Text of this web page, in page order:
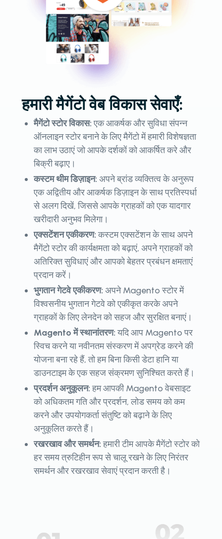
हमारी मैगेंटो वेब विकास सेवाएँ:
मैगेंटो स्टोर विकास:एक आकर्षक और सुविधा संपन्न
ऑनलाइन स्टोर बनाने के लिए मैगेंटो में हमारी विशेषज्ञता
का लाभ उठाएं जो आपके दर्शकों को आकर्षित करे और
बिक्री बढ़ाए।
कस्टम थीम डिज़ाइन: अपने ब्रांड व्यक्तित्व के अनुरूप
एक अद्वितीय और आकर्षक डिज़ाइन के साथ प्रतिस्पर्धा
से अलग दिखें, जिससे आपके ग्राहकों को एक यादगार
खरीदारी अनुभव मिलेगा।
एक्सटेंशन एकीकरण:कस्टम एक्सटेंशन के साथ अपने
मैगेंटो स्टोर की कार्यक्षमता को बढ़ाएं, अपने ग्राहकों को
अतिरिक्त सुविधाएं और आपको बेहतर प्रबंधन क्षमताएं
प्रदान करें।
भुगतान गेटवे एकीकरण: अपने Magento स्टोर में
विश्वसनीय भुगतान गेटवे को एकीकृत करके अपने
ग्राहकों के लिए लेनदेन को सहज और सुरक्षित बनाएं।
Magento में स्थानांतरण:यदि आप Magento पर
स्विच करने या नवीनतम संस्करण में अपग्रेड करने की
योजना बना रहे हैं, तो हम बिना किसी डेटा हानि या
डाउनटाइम के एक सहज संक्रमण सुनिश्चित करते हैं।
प्रदर्शन अनुकूलन:हम आपकी Magento वेबसाइट
को अधिकतम गति और प्रदर्शन, लोड समय को कम
करने और उपयोगकर्ता संतुष्टि को बढ़ाने के लिए
अनुकूलित करते हैं।
रखरखाव और समर्थन:हमारी टीम आपके मैगेंटो स्टोर को
हर समय त्रुटिहीन रूप से चालू रखने के लिए निरंतर
समर्थन और रखरखाव सेवाएं प्रदान करती है।